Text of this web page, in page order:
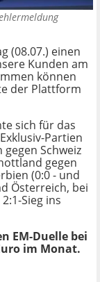
(08.07.) einen
Kunden am
können
der Plattform
sich für das
Partien
Schweiz
gegen
(0:0 - und
Österreich, bei
Sieg ins
EM-Duelle bei
im Monat.